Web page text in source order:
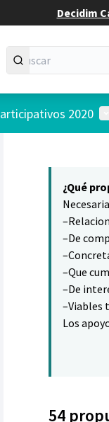
Decidim
2020
¿Qué
–De
–Que
–De
–Viables
Los
54